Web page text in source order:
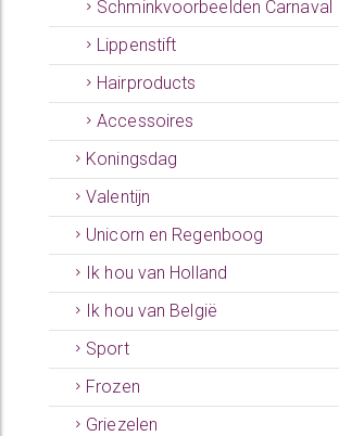
Schminkvoorbeelden Carnaval
Lippenstift
Hairproducts
Accessoires
Koningsdag
Valentijn
Unicorn en Regenboog
Ik hou van Holland
Ik hou van België
Sport
Frozen
Griezelen